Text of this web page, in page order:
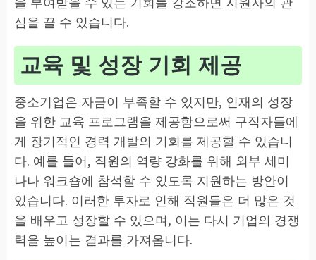
심을 끌 수 있습니다.
교육 및 성장 기회 제공
중소기업은 자금이 부족할 수 있지만, 인재의 성장
을 위한 교육 프로그램을 제공함으로써 구직자들에
게 장기적인 경력 개발의 기회를 제공할 수 있습니
다. 예를 들어, 직원의 역량 강화를 위해 외부 세미
나나 워크숍에 참석할 수 있도록 지원하는 방안이
있습니다. 이러한 투자로 인해 직원들은 더 많은 것
을 배우고 성장할 수 있으며, 이는 다시 기업의 경쟁
력을 높이는 결과를 가져옵니다.